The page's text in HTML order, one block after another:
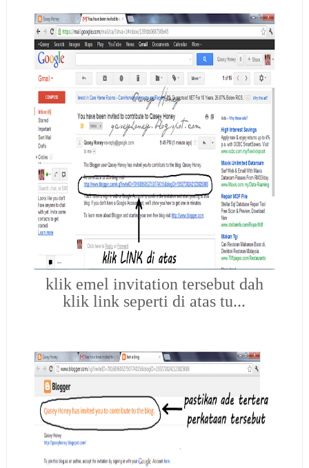
klik emel invitation tersebut dah
klik link seperti di atas tu...